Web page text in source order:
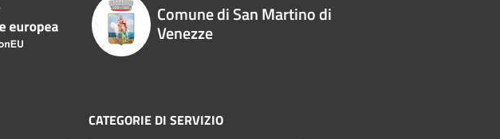
Comune di San Martino di
Venezze
CATEGORIE DI SERVIZIO